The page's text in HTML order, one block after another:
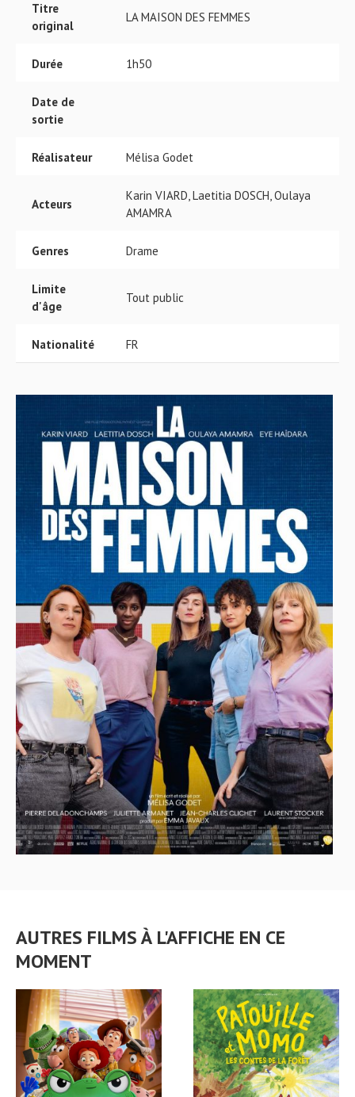
Titre
original
LA MAISON DES FEMMES
Durée 1h50
Date de
sortie
Réalisateur Mélisa Godet
Acteurs
Karin VIARD, Laetitia DOSCH, Oulaya
AMAMRA
Genres Drame
Limite
d'âge
Tout public
Nationalité FR
AUTRES FILMS À L'AFFICHE EN CE
MOMENT